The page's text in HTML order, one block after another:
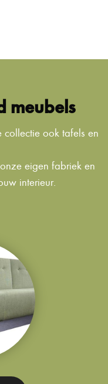
meubels
ook tafels en
eigen fabriek en
interieur.